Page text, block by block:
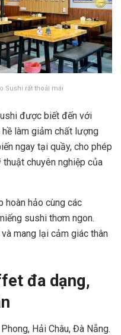
Sushi rất thoải mái
được biết đến với
làm giảm chất lượng
ngay tại quầy, cho phép
chuyên nghiệp của
hoàn hảo cùng các
sushi thơm ngon.
mang lại cảm giác thân
đa dạng,
Hải Châu, Đà Nẵng.